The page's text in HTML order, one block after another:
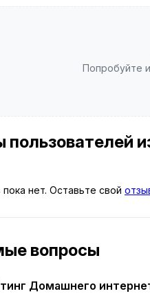
Попробуйте
нет. Оставьте свой
вопросы
Домашнего